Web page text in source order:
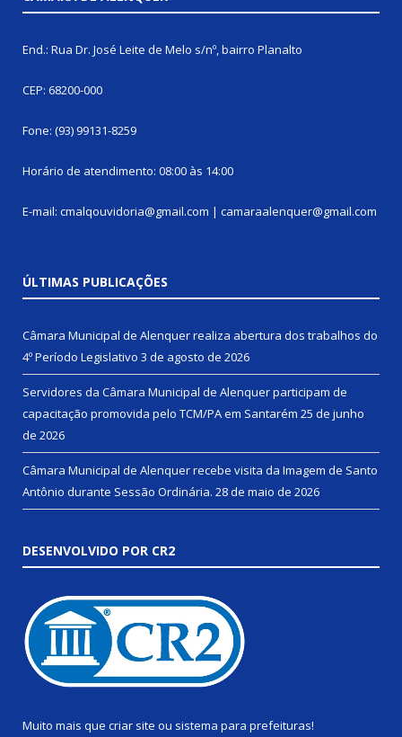
End.: Rua Dr. José Leite de Melo s/nº, bairro Planalto
CEP: 68200-000
Fone: (93) 99131-8259
Horário de atendimento: 08:00 às 14:00
E-mail: cmalqouvidoria@gmail.com | camaraalenquer@gmail.com
ÚLTIMAS PUBLICAÇÕES
Câmara Municipal de Alenquer realiza abertura dos trabalhos do
4º Período Legislativo 3 de agosto de 2026
Servidores da Câmara Municipal de Alenquer participam de
capacitação promovida pelo TCM/PA em Santarém 25 de junho
de 2026
Câmara Municipal de Alenquer recebe visita da Imagem de Santo
Antônio durante Sessão Ordinária. 28 de maio de 2026
DESENVOLVIDO POR CR2
Muito mais que criar site ou sistema para prefeituras!